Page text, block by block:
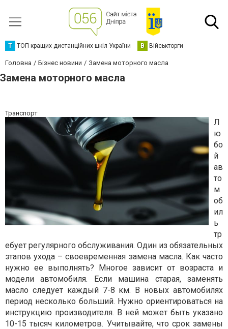
Т ТОП кращих дистанційних шкіл України В Військторги
Головна Бізнес новини Замена моторного масла
Замена моторного масла
Транспорт
Л
ю
бо
й
ав
то
м
об
ил
ь
тр
ебует регулярного обслуживания. Один из обязательных
этапов ухода – своевременная замена масла. Как часто
нужно ее выполнять? Многое зависит от возраста и
модели автомобиля. Если машина старая, заменять
масло следует каждый 7-8 км. В новых автомобилях
период несколько больший. Нужно ориентироваться на
инструкцию производителя. В ней может быть указано
10-15 тысяч километров. Учитывайте, что срок замены